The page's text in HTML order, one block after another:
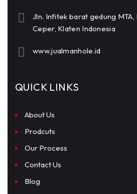
Jln. Infitek barat gedung
Ceper, Klaten Indonesia
www.jualmanhole.id
QUICK LINKS
About Us
Prodcuts
Our Process
Contact Us
Blog